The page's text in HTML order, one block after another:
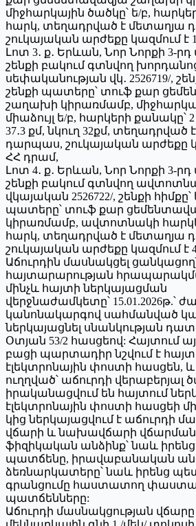
միջհարկային ծածկը՝ ե/բ,
հարկ, տեղադրված է մետաղյա
շուկայական արժեքը կազմում է
Լոտ 3․ ք․ Երևան, Նոր Նորքի 3-րդ
շենքի բակում գտնվող խորդանոց
սեփականության վկ․ 2526719/,
շենքի պատերը՝ տուֆ քար
շաղախի կիրառմամբ,
միաձույլ ե/բ, հարկերի քանակը՝
37․3 քմ, նկուղ 32քմ, տեղադրված
դարպաս, շուկայական արժեքը
ՀՀ դրամ,
Լոտ 4․ ք․ Երևան, Նոր Նորքի 3-րդ
շենքի բակում գտնվող
վկայական 2526722/, շենքի հիմքը՝
պատերը՝ տուֆ քար
կիրառմամբ, ավտոտնակի
հարկ, տեղադրված է մետաղյա
շուկայական արժեքը կազմում է
Աճուրդին մասնակցել
հայտարարության
մինչև հայտի ներկայացման
վերջնաժամկետը՝ 15.01.2026թ.՝
կանոնակարգով սահմանված
ներկայացնել սնանկության
Օտյան 53/2 հասցեով: Հայտում
բացի պարտադիր նշվում է
էլեկտրոնային փոստի հասցեն,
ուղղված՝ աճուրդի վերաբերյալ
իրականացվում են հայտում
էլեկտրոնային փոստի հասցեի
կից ներկայացվում է աճուրդի
վճարի և նախավճարի վճարման
ֆիզիկական անձինք՝ նաև
պատճենը, իրավաբանական
ձեռնարկատերը՝ նաև իրենց
գրանցումը հաստատող
պատճենները:
Աճուրդի մասնակցության վճարը